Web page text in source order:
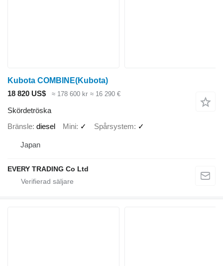
Kubota COMBINE(Kubota)
18 820 US$
≈ 178 600 kr ≈ 16 290 €
Skördetröska
Bränsle diesel Mini ✓ Spårsystem ✓
Japan
EVERY TRADING Co Ltd